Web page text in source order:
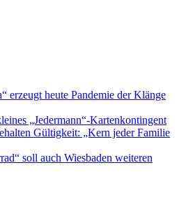
erzeugt heute Pandemie der Klänge
„Jedermann“-Kartenkontingent
Gültigkeit: „Kern jeder Familie
soll auch Wiesbaden weiteren